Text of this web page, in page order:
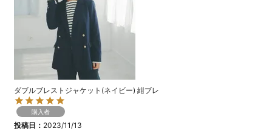
ダブルブレストジャケット(ネイビー) 紺ブレ
購入者
投稿日 2023/11/13